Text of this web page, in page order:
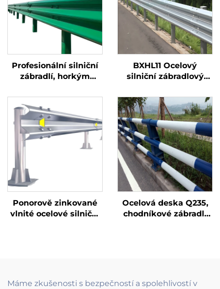
Profesionální silniční
zábradlí, horkým
proti nárazům, pro
silniční povrchy,
vyráběné ze oceli
BXHL11 Ocelový
silniční zábradlový
ochranu silnic a
mostů, venkovní
bezpečnostní ochrana
s plastovým
materiálem
Ponorově zinkované
vlnité ocelové silniční
Ocelová deska Q235,
chodníkové zábradlí
Máme zkušenosti s bezpečností a spolehlivostí v